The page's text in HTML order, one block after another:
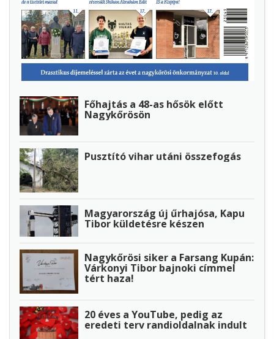
Főhajtás a 48-as hősök előtt
Nagykőrösön
Pusztító vihar utáni összefogás
Magyarország új űrhajósa, Kapu
Tibor küldetésre készen
Nagykőrösi siker a Farsang Kupán:
Várkonyi Tibor bajnoki címmel
tért haza!
20 éves a YouTube, pedig az
eredeti terv randioldalnak indult